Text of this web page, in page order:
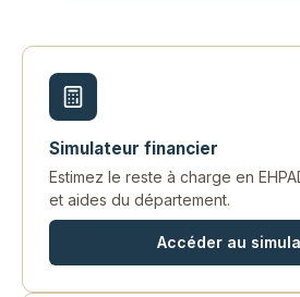
Simulateur financier
Estimez le reste à charge en
et aides du département.
Accéder au